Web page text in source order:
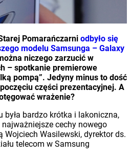
Pomarańczarni odbyło się
modelu Samsunga – Galaxy
niczego zarzucić w
– spotkanie premierowe
pompą”. Jedyny minus to dość
części prezentacyjnej. A
wrażenie?
była bardzo krótka i lakoniczna,
cechy nowego
Wojciech Wasilewski, dyrektor ds.
telecom w Samsung